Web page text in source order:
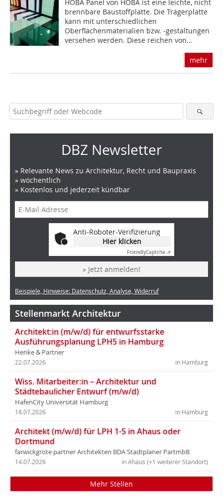
HOBA Panel von HOBA ist eine leichte, nicht
brennbare Baustoffplatte. Die Trägerplatte
kann mit unterschiedlichen
Oberflächenmaterialien bzw. -gestaltungen
versehen werden. Diese reichen von...
mehr
DBZ Newsletter
» Relevante News zu Architektur, Recht und Baupraxis
» wöchentlich
» Kostenlos und jederzeit kündbar
Anti-Roboter-Verifizierung
Hier klicken
FriendlyCaptcha ⇗
» Jetzt anmelden!
Beispiele, Hinweise: Datenschutz, Analyse, Widerruf
Stellenmarkt Architektur
Architekt:in (m/w/d) für entwurfsstarke
Ausführungsplanung LPH5 in Hamburg
Henke & Partner
in Hamburg
22.07.2026
Wiss. Mitarbeiter:in – Architektur und
Städtebaulicher Entwurf (m/w/d)
HafenCity Universität Hamburg
in Hamburg
18.07.2026
Architekt (m/w/d) für LPH 1-5 in Ahaus oder
Dortmund
farwickgrote partner Architekten BDA Stadtplaner PartmbB
in Ahaus (+1 weiterer Standort)
14.07.2026
Mehr Stellen